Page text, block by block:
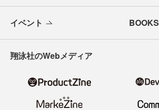
イベント BOOKS
翔泳社のWebメディア